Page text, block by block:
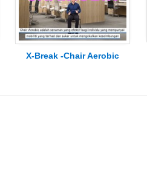
X-Break -Chair Aerobic